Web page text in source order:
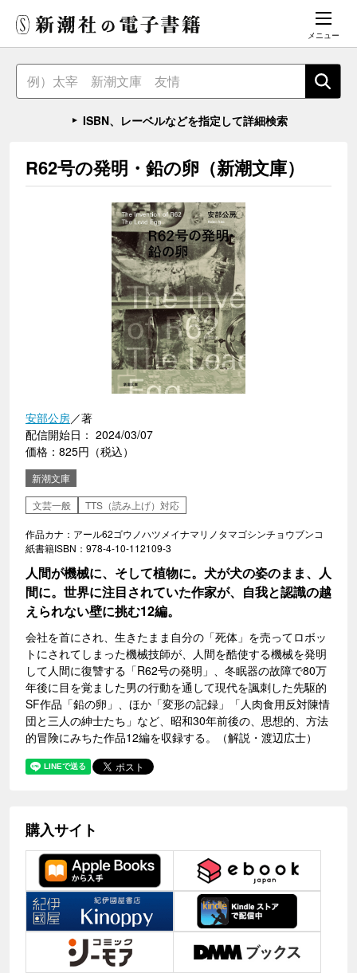
メニュー
ISBN、レーベルなどを指定して詳細検索
R62号の発明・鉛の卵（新潮文庫）
安部公房／著
配信開始日： 2024/03/07
価格：825円（税込）
新潮文庫
文芸一般
TTS（読み上げ）対応
作品カナ：アール62ゴウノハツメイナマリノタマゴシンチョウブンコ
紙書籍ISBN：978-4-10-112109-3
人間が機械に、そして植物に。犬が犬の姿のまま、人
間に。世界に注目されていた作家が、自我と認識の越
えられない壁に挑む12編。
会社を首にされ、生きたまま自分の「死体」を売ってロボッ
トにされてしまった機械技師が、人間を酷使する機械を発明
して人間に復讐する「R62号の発明」、冬眠器の故障で80万
年後に目を覚ました男の行動を通して現代を諷刺した先駆的
SF作品「鉛の卵」、ほか「変形の記録」「人肉食用反対陳情
団と三人の紳士たち」など、昭和30年前後の、思想的、方法
的冒険にみちた作品12編を収録する。（解説・渡辺広士）
購入サイト